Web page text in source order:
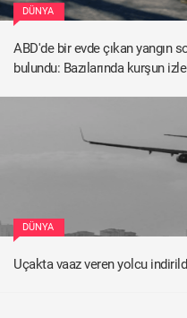
DÜNYA
ABD'de bir evde çıkan yangın
bulundu: Bazılarında kurşun
DÜNYA
Uçakta vaaz veren yolcu